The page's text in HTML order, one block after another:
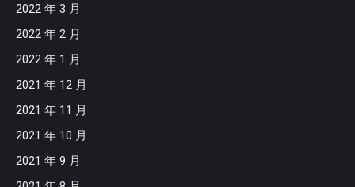
2022 年 3 月
2022 年 2 月
2022 年 1 月
2021 年 12 月
2021 年 11 月
2021 年 10 月
2021 年 9 月